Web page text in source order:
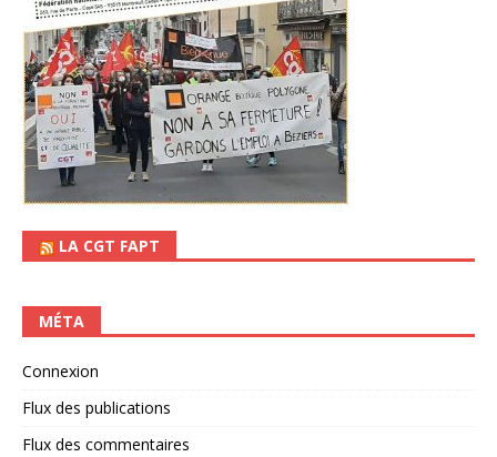
LA CGT FAPT
MÉTA
Connexion
Flux des publications
Flux des commentaires